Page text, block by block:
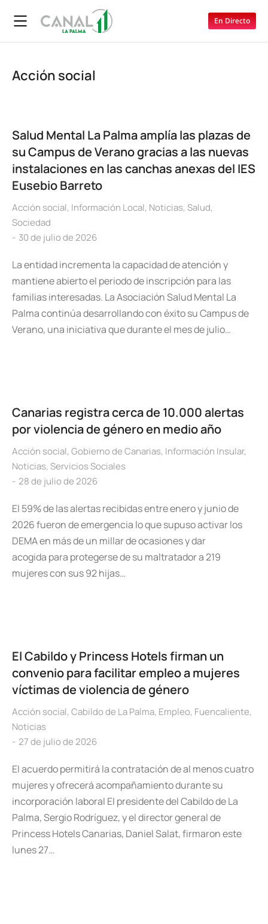
En Directo
Acción social
Salud Mental La Palma amplía las plazas de
su Campus de Verano gracias a las nuevas
instalaciones en las canchas anexas del IES
Eusebio Barreto
Acción social, Información Local, Noticias, Salud,
Sociedad
30 de julio de 2026
La entidad incrementa la capacidad de atención y
mantiene abierto el periodo de inscripción para las
familias interesadas. La Asociación Salud Mental La
Palma continúa desarrollando con éxito su Campus de
Verano, una iniciativa que durante el mes de julio…
Canarias registra cerca de 10.000 alertas
por violencia de género en medio año
Acción social, Gobierno de Canarias, Información Insular,
Noticias, Servicios Sociales
28 de julio de 2026
El 59% de las alertas recibidas entre enero y junio de
2026 fueron de emergencia lo que supuso activar los
DEMA en más de un millar de ocasiones y dar
acogida para protegerse de su maltratador a 219
mujeres con sus 92 hijas…
El Cabildo y Princess Hotels firman un
convenio para facilitar empleo a mujeres
víctimas de violencia de género
Acción social, Cabildo de La Palma, Empleo, Fuencaliente,
Noticias
27 de julio de 2026
El acuerdo permitirá la contratación de al menos cuatro
mujeres y ofrecerá acompañamiento durante su
incorporación laboral El presidente del Cabildo de La
Palma, Sergio Rodríguez, y el director general de
Princess Hotels Canarias, Daniel Salat, firmaron este
lunes 27…